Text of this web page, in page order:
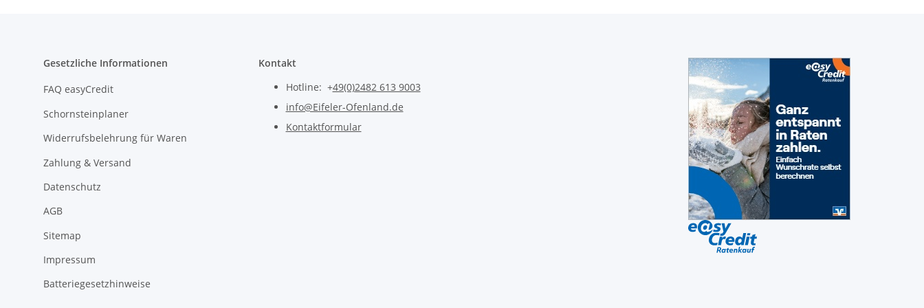
Gesetzliche Informationen
FAQ easyCredit
Schornsteinplaner
Widerrufsbelehrung für Waren
Zahlung & Versand
Datenschutz
AGB
Sitemap
Impressum
Batteriegesetzhinweise
Kontakt
Hotline: +49(0)2482 613 9003
info@Eifeler-Ofenland.de
Kontaktformular